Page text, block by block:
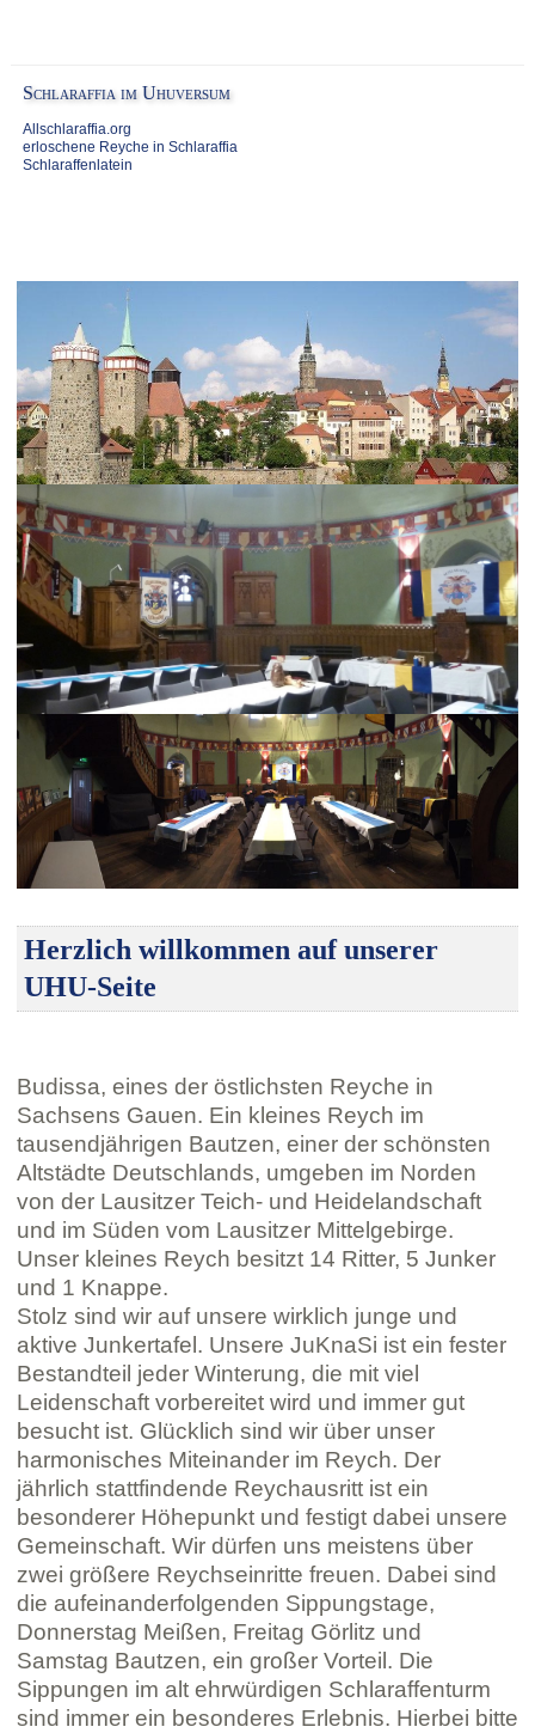
Schlaraffia im Uhuversum
Allschlaraffia.org
erloschene Reyche in Schlaraffia
Schlaraffenlatein
Herzlich willkommen auf unserer
UHU-Seite
Budissa, eines der östlichsten Reyche in
Sachsens Gauen. Ein kleines Reych im
tausendjährigen Bautzen, einer der schönsten
Altstädte Deutschlands, umgeben im Norden
von der Lausitzer Teich- und Heidelandschaft
und im Süden vom Lausitzer Mittelgebirge.
Unser kleines Reych besitzt 14 Ritter, 5 Junker
und 1 Knappe.
Stolz sind wir auf unsere wirklich junge und
aktive Junkertafel. Unsere JuKnaSi ist ein fester
Bestandteil jeder Winterung, die mit viel
Leidenschaft vorbereitet wird und immer gut
besucht ist. Glücklich sind wir über unser
harmonisches Miteinander im Reych. Der
jährlich stattfindende Reychausritt ist ein
besonderer Höhepunkt und festigt dabei unsere
Gemeinschaft. Wir dürfen uns meistens über
zwei größere Reychseinritte freuen. Dabei sind
die aufeinanderfolgenden Sippungstage,
Donnerstag Meißen, Freitag Görlitz und
Samstag Bautzen, ein großer Vorteil. Die
Sippungen im alt ehrwürdigen Schlaraffenturm
sind immer ein besonderes Erlebnis. Hierbei bitte